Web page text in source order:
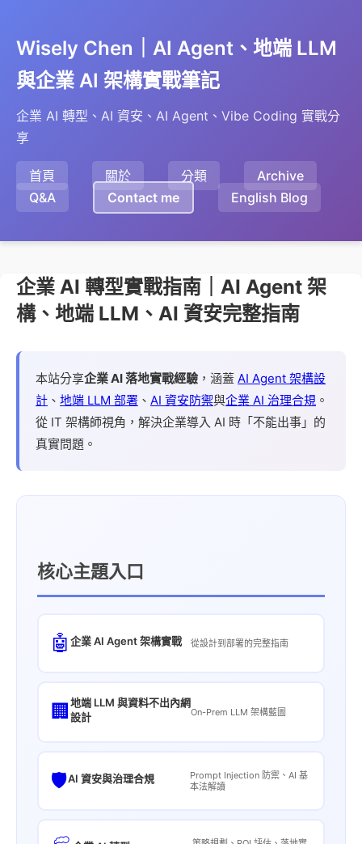
Wisely Chen｜AI Agent、地端 LLM
與企業 AI 架構實戰筆記
企業 AI 轉型、AI 資安、AI Agent、Vibe Coding 實戰分
享
首頁 關於 分類
Archive
Q&A
Contact me English Blog
企業 AI 轉型實戰指南｜AI Agent 架
構、地端 LLM、AI 資安完整指南
本站分享企業 AI 落地實戰經驗 ，涵蓋 AI Agent 架構設
計 、 地端 LLM 部署 、 AI 資安防禦與企業 AI 治理合規 。
從 IT 架構師視角，解決企業導入 AI 時「不能出事」的
真實問題。
核心主題入口
🤖 企業 AI Agent 架構實戰 從設計到部署的完整指南
🏢 地端 LLM 與資料不出內網
設計
On-Prem LLM 架構藍圖
🛡️AI 資安與治理合規
Prompt Injection 防禦、AI 基
本法解讀